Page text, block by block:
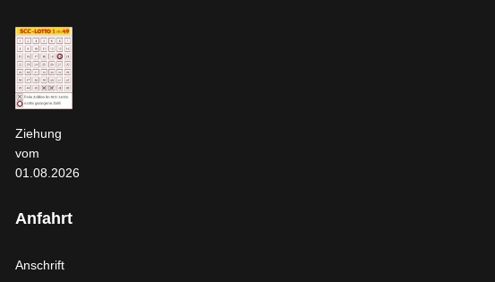
Ziehung
vom
01.08.2026
Anfahrt
Anschrift